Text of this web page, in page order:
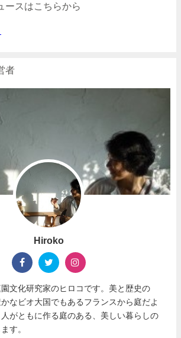
ースはこちらから
者
Hiroko
文化研究家のヒロコです。美と歴史の
なビオ大国でもあるフランスから庭だよ
がともに作る庭のある、美しい暮らしの
す。